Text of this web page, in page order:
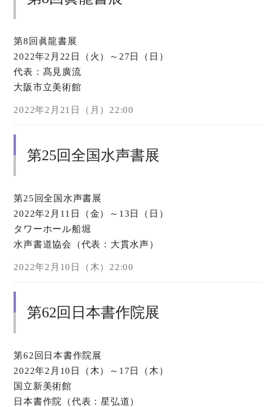
第8回眞龍書展
2022年2月22日（火）～27日（日）
代表：髙見廣流
大阪市立美術館
2022年2月21日（月）22:00
第25回全国水声書展
第25回全国水声書展
2022年2月11日（金）～13日（日）
タワーホール船堀
水声書道協会（代表：大貫水声）
2022年2月10日（木）22:00
第62回日本書作院展
第62回日本書作院展
2022年2月10日（木）～17日（木）
国立新美術館
日本書作院（代表：星弘道）